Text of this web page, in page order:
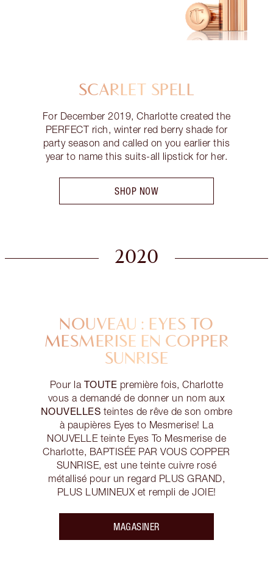
SCARLET SPELL
For December 2019, Charlotte created the
PERFECT rich, winter red berry shade for
party season and called on you earlier this
year to name this suits-all lipstick for her.
SHOP NOW
2020
NOUVEAU : EYES TO
MESMERISE EN COPPER
SUNRISE
Pour la TOUTE première fois, Charlotte
vous a demandé de donner un nom aux
NOUVELLES teintes de rêve de son ombre
à paupières Eyes to Mesmerise! La
NOUVELLE teinte Eyes To Mesmerise de
Charlotte, BAPTISÉE PAR VOUS COPPER
SUNRISE, est une teinte cuivre rosé
métallisé pour un regard PLUS GRAND,
PLUS LUMINEUX et rempli de JOIE!
MAGASINER